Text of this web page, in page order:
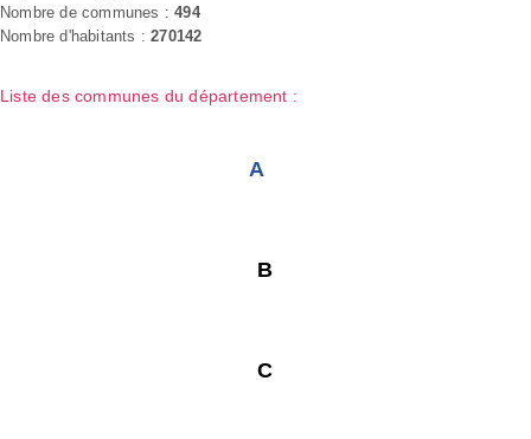
Nombre de communes :494
Nombre d'habitants :270142
Liste des communes du département :
A
B
C